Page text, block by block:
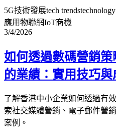
5G技術發展tech trends
應用物聯網IoT商機
3/4/2026
如何透過數碼營銷
的業績：實用技巧與
了解香港中小企業如何透過有
索社交媒體營銷、電子郵件營
案例。